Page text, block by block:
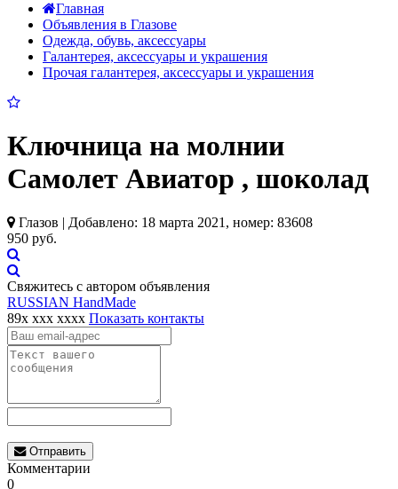
Главная
Объявления в Глазове
Одежда, обувь, аксессуары
Галантерея, аксессуары и украшения
Прочая галантерея, аксессуары и украшения
Ключница на молнии
Самолет Авиатор , шоколад
Глазов | Добавлено: 18 марта 2021, номер: 83608
950 руб.
Свяжитесь с автором объявления
RUSSIAN HandMade
89x xxx xxxx Показать контакты
Отправить
Комментарии
0